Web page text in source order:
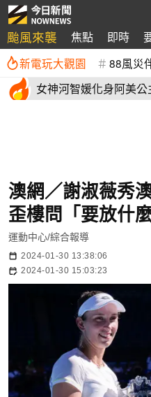
颱風來襲 焦點 即時
新電玩大觀園 88風災
女神河智媛化身阿美
澳網／謝淑薇秀
歪樓問「要放什
運動中心/綜合報導
2024-01-30 13:38:06
2024-01-30 15:03:23